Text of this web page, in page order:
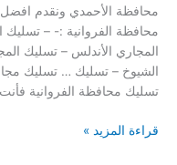
محافظة الأحمدي ونقدم افضل
محافظة الفروانية :- –
المجاري الأندلس – تسليك
الشيوخ – تسليك … تسليك
تسليك محافظة الفروانية
تسليك
قراءة المزيد »